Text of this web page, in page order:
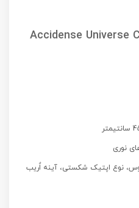
Accidense Universe
نوری
نوع اپتیک شکستی، آینه اٌریب